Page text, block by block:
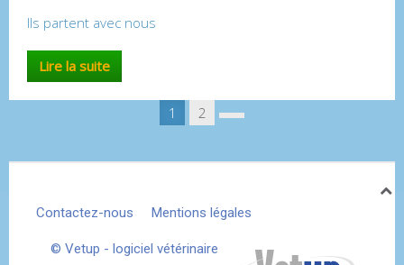
Ils partent avec nous
Lire la suite
1 2
Contactez-nous Mentions légales
© Vetup - logiciel vétérinaire